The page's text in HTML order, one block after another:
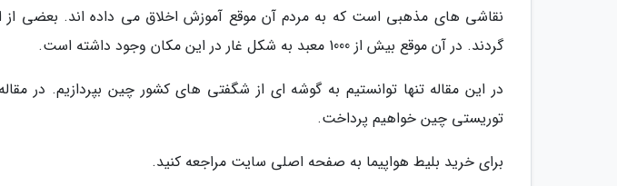
گردند. در آن موقع بیش از 1000 معبد به شکل غار در این مکان وجود داشته است.
در این مقاله تنها توانستیم به گوشه ای از شگفتی های کشور چین بپردازیم. در
توریستی چین خواهیم پرداخت.
برای خرید بلیط هواپیما به صفحه اصلی سایت مراجعه کنید.